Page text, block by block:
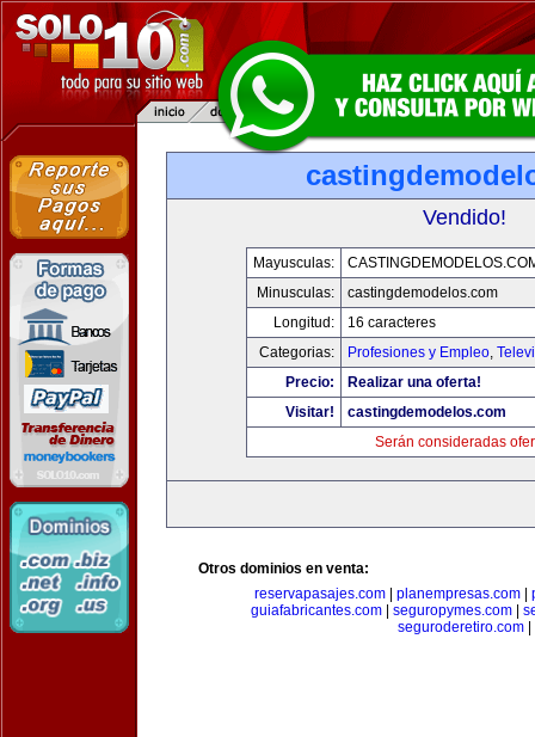
Vendido!
Mayusculas:
Minusculas:
castingdemodelos.com
Longitud:
16 caracteres
Categorias:
Profesiones y Empleo,
Precio:
Realizar una oferta!
Visitar!
castingdemodelos.com
Serán consideradas
Otros dominios en venta:
reservapasajes.com
planempresas.com
guiafabricantes.com| seguropymes.com|
seguroderetiro.com